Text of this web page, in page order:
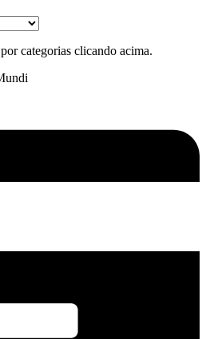
categorias clicando acima.